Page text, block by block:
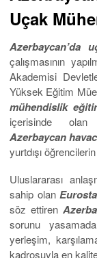
Uçak
Azerbaycan’da
çalışmasının
Akademisi
Yüksek Eğitim
mühendislik
içerisinde olan
Azerbaycan
yurtdışı
Uluslararası
sahip olan
söz ettiren
sorunu
yerleşim,
kadrosuyla en